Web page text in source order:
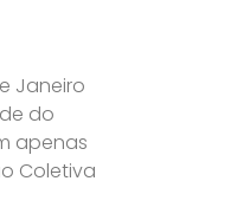
Janeiro
do
apenas
Coletiva